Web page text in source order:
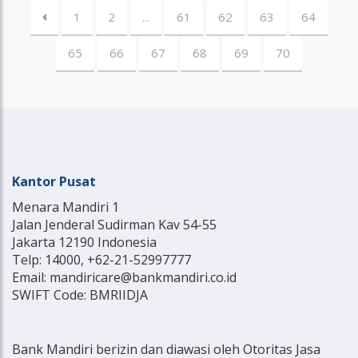
1 2 ... 61 62 63 64
65 66 67 68 69 70
Kantor Pusat
Menara Mandiri 1
Jalan Jenderal Sudirman Kav 54-55
Jakarta 12190 Indonesia
Telp: 14000, +62-21-52997777
Email: mandiricare@bankmandiri.co.id
SWIFT Code: BMRIIDJA
Bank Mandiri berizin dan diawasi oleh Otoritas Jasa